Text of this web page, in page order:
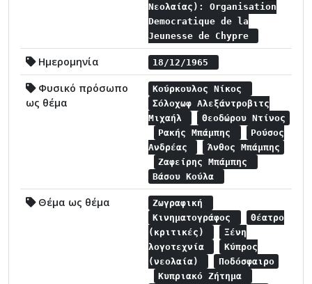
Νεολαίας): Organisation
Democratique de la
Jeunesse de Chypre
Ημερομηνία 18/12/1965
Φυσικό πρόσωπο
ως θέμα
Κούρκουλος Νίκος
Σόλοχωφ Αλεξάντροβιτς
Μιχαήλ
Θεοδώρου Ντίνος
Ρακής Μπάμπης
Ρούσος
Ανδρέας
Άνθος Μπάμπης
Ζαφείρης Μπάμπης
Βάσου Κούλα
Θέμα ως θέμα
Ζωγραφική
Κινηματογράφος
Θέατρο
(κριτικές)
Ξένη
λογοτεχνία
Κύπρος
(νεολαία)
Ποδόσφαιρο
Κυπριακό Ζήτημα